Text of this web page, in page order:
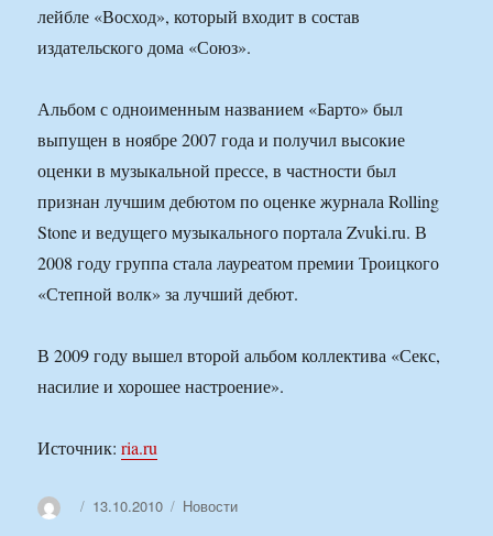
лейбле «Восход», который входит в состав
издательского дома «Союз».
Альбом с одноименным названием «Барто» был
выпущен в ноябре 2007 года и получил высокие
оценки в музыкальной прессе, в частности был
признан лучшим дебютом по оценке журнала Rolling
Stone и ведущего музыкального портала Zvuki.ru. В
2008 году группа стала лауреатом премии Троицкого
«Степной волк» за лучший дебют.
В 2009 году вышел второй альбом коллектива «Секс,
насилие и хорошее настроение».
Источник:ria.ru
АвторОпубликовано
13.10.2010 Рубрики
Новости